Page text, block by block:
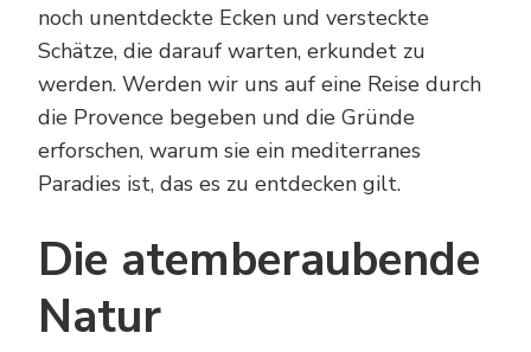
noch unentdeckte Ecken und versteckte
Schätze, die darauf warten, erkundet zu
werden. Werden wir uns auf eine Reise durch
die Provence begeben und die Gründe
erforschen, warum sie ein mediterranes
Paradies ist, das es zu entdecken gilt.
Die atemberaubende
Natur